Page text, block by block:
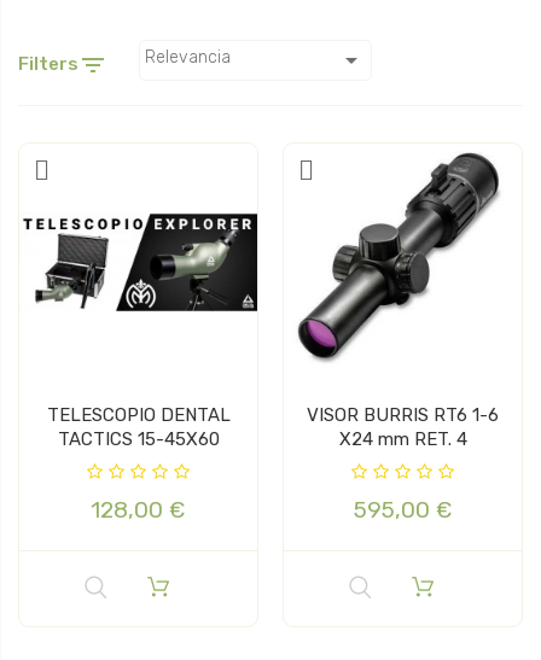
Filters  Relevancia 
TELESCOPIO DENTAL
TACTICS 15-45X60
128,00 €
VISOR BURRIS RT6 1-6
X24 mm RET. 4
595,00 €